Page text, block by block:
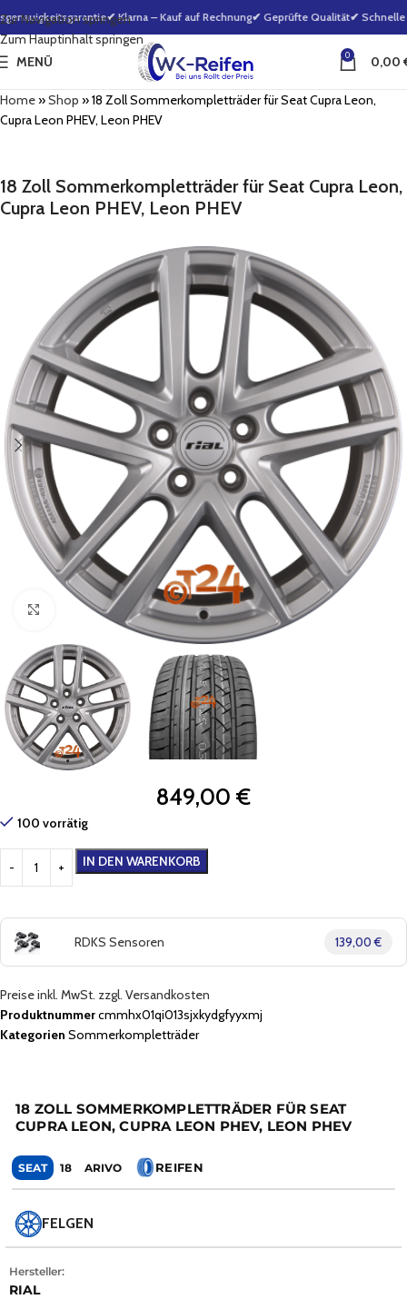
Zur Navigation springen
Zum Hauptinhalt springen
✔ Klarna – Kauf auf Rechnung✔ Geprüfte Qualität✔ Schnelle
MENÜ 0 0,00
Home»Shop »18 Zoll Sommerkompletträder für Seat Cupra Leon,
Cupra Leon PHEV, Leon PHEV
18 Zoll Sommerkompletträder für Seat Cupra Leon,
Cupra Leon PHEV, Leon PHEV
Zum Vergrößern klicken
849,00 €
100 vorrätig
IN DEN WARENKORB
RDKS Sensoren 139,00 €
Preise inkl. MwSt. zzgl. Versandkosten
Produktnummercmmhx01qi013sjxkydgfyyxmj
Kategorien Sommerkompletträder
18 ZOLL SOMMERKOMPLETTRÄDER FÜR SEAT
CUPRA LEON, CUPRA LEON PHEV, LEON PHEV
SEAT 18 ARIVO REIFEN
FELGEN
Hersteller:
RIAL